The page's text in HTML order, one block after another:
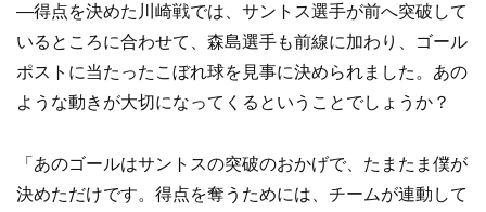
―得点を決めた川崎戦では、サントス選手が前へ突破して
いるところに合わせて、森島選手も前線に加わり、ゴール
ポストに当たったこぼれ球を見事に決められました。あの
ような動きが大切になってくるということでしょうか？
「あのゴールはサントスの突破のおかげで、たまたま僕が
決めただけです。得点を奪うためには、チームが連動して